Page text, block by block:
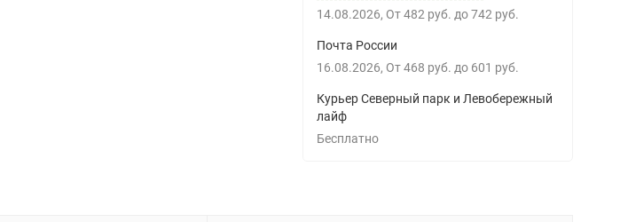
14.08.2026 От 482 руб. до 742 руб.
Почта России
16.08.2026 От 468 руб. до 601 руб.
Курьер Северный парк и Левобережный
лайф
Бесплатно